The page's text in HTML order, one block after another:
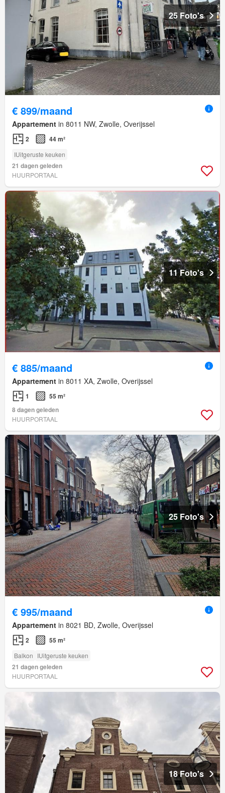
25 Foto's
€ 899/maand
Appartement in 8011 NW, Zwolle, Overijssel
2 44 m²
IUitgeruste keuken
21 dagen geleden
HUURPORTAAL
11 Foto's
€ 885/maand
Appartement in 8011 XA, Zwolle, Overijssel
1
55 m²
8 dagen geleden
HUURPORTAAL
25 Foto's
€ 995/maand
Appartement in 8021 BD, Zwolle, Overijssel
2 55 m²
Balkon IUitgeruste keuken
21 dagen geleden
HUURPORTAAL
18 Foto's